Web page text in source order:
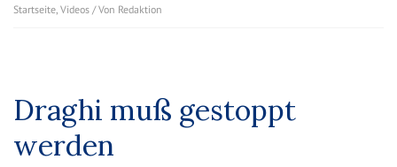
Startseite, Videos / Von Redaktion
Draghi muß gestoppt
werden